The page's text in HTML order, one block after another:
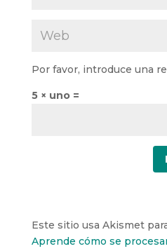
Por favor, introduce una
5 × uno =
Este sitio usa Akismet
Aprende cómo se